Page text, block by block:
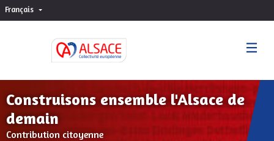
Français Choisir la langue
Construisons ensemble l'Alsace de
demain
Contribution citoyenne